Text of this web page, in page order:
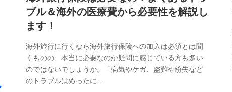
ブル＆海外の医療費から必要性を解説し
ます！
海外旅行に行くなら海外旅行保険への加入は必須とは聞
くものの、本当に必要なのか疑問に感じている方も多い
のではないでしょうか。「病気やケガ、盗難や紛失など
のトラブルはめったに…